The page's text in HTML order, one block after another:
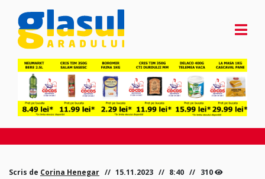
Scris de Corina Henegar 15.11.2023 8:40 310